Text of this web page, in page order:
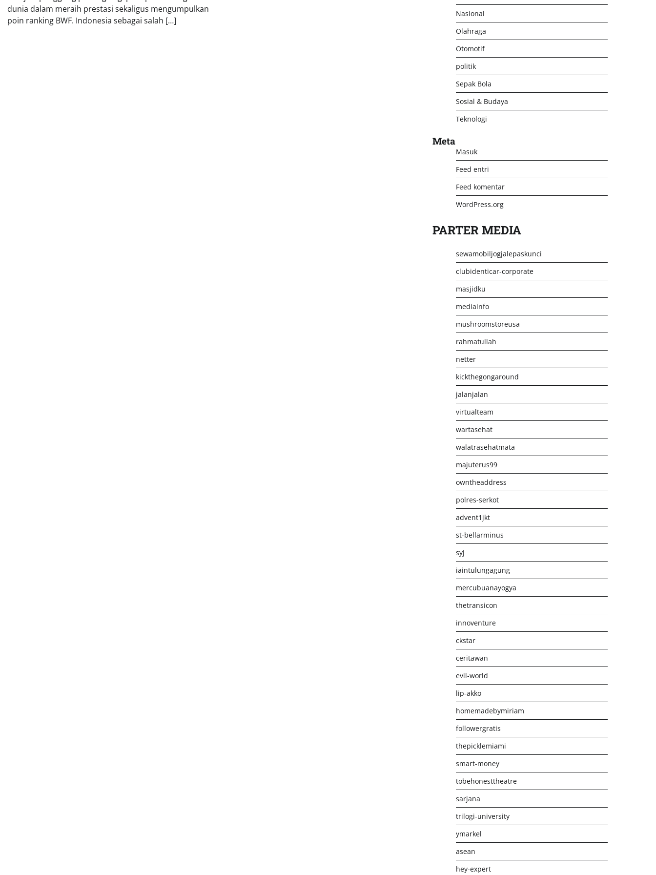
dunia dalam meraih prestasi sekaligus mengumpulkan
poin ranking BWF. Indonesia sebagai salah […]
Nasional
Olahraga
Otomotif
politik
Sepak Bola
Sosial & Budaya
Teknologi
Meta
Masuk
Feed entri
Feed komentar
WordPress.org
PARTER MEDIA
sewamobiljogjalepaskunci
clubidenticar-corporate
masjidku
mediainfo
mushroomstoreusa
rahmatullah
netter
kickthegongaround
jalanjalan
virtualteam
wartasehat
walatrasehatmata
majuterus99
owntheaddress
polres-serkot
advent1jkt
st-bellarminus
syj
iaintulungagung
mercubuanayogya
thetransicon
innoventure
ckstar
ceritawan
evil-world
lip-akko
homemadebymiriam
followergratis
thepicklemiami
smart-money
tobehonesttheatre
sarjana
trilogi-university
ymarkel
asean
hey-expert